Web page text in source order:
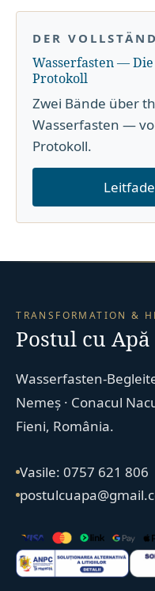
DER
Wasserfasten —
Protokoll
Zwei Bände über
Wasserfasten —
Protokoll.
TRANSFORMATION &
Postul cu Apă
Wasserfasten-
Nemeș · Conacul
Fieni, România.
Vasile: 0757 621 806